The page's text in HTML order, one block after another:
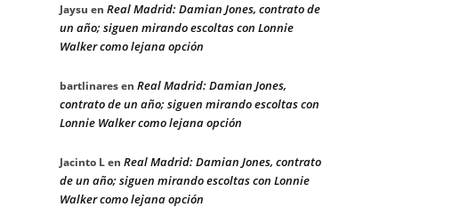
Jaysu en Real Madrid: Damian Jones, contrato de
un año; siguen mirando escoltas con Lonnie
Walker como lejana opción
bartlinaresen Real Madrid: Damian Jones,
contrato de un año; siguen mirando escoltas con
Lonnie Walker como lejana opción
Jacinto Len Real Madrid: Damian Jones, contrato
de un año; siguen mirando escoltas con Lonnie
Walker como lejana opción